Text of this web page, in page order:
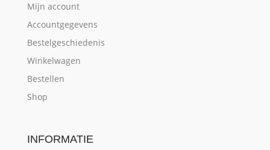
Mijn account
Accountgegevens
Bestelgeschiedenis
Winkelwagen
Bestellen
Shop
INFORMATIE